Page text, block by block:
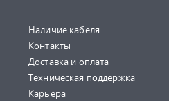
Наличие кабеля
Контакты
Доставка и оплата
Техническая поддержка
Карьера